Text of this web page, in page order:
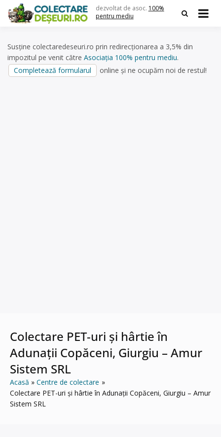
content
dezvoltat de asoc. 100%
pentru mediu
Susține colectaredeseuri.ro prin redirecționarea a 3,5% din
impozitul pe venit către Asociația 100% pentru mediu.
Completează formularul
online și ne ocupăm noi de restul!
Colectare PET-uri și hârtie în
Adunații Copăceni, Giurgiu – Amur
Sistem SRL
Acasă
Centre de colectare
Colectare PET-uri și hârtie în Adunații Copăceni, Giurgiu – Amur
Sistem SRL